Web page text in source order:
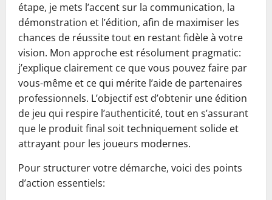
étape, je mets l’accent sur la communication, la
démonstration et l’édition, afin de maximiser les
chances de réussite tout en restant fidèle à votre
vision. Mon approche est résolument pragmatic:
j’explique clairement ce que vous pouvez faire par
vous-même et ce qui mérite l’aide de partenaires
professionnels. L’objectif est d’obtenir une édition
de jeu qui respire l’authenticité, tout en s’assurant
que le produit final soit techniquement solide et
attrayant pour les joueurs modernes.
Pour structurer votre démarche, voici des points
d’action essentiels: